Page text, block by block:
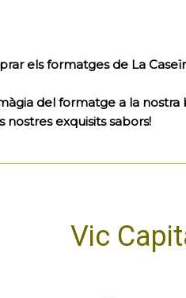
els formatges de La
del formatge a la
nostres exquisits sabors!
Vic